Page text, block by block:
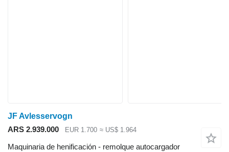
JF Avlesservogn
ARS 2.939.000
EUR 1.700 ≈ US$ 1.964
Maquinaria de henificación - remolque autocargador